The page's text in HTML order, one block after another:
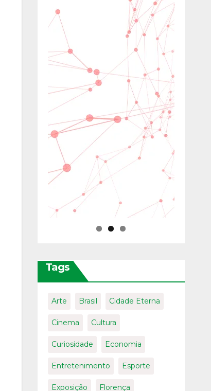
Tags
Arte Brasil Cidade Eterna
Cinema Cultura
Curiosidade Economia
Entretenimento Esporte
Exposição Florença